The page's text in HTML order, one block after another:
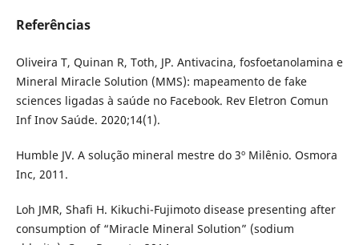
Referências
Oliveira T, Quinan R, Toth, JP. Antivacina, fosfoetanolamina e
Mineral Miracle Solution (MMS): mapeamento de fake
sciences ligadas à saúde no Facebook. Rev Eletron Comun
Inf Inov Saúde. 2020;14(1).
Humble JV. A solução mineral mestre do 3º Milênio. Osmora
Inc, 2011.
Loh JMR, Shafi H. Kikuchi-Fujimoto disease presenting after
consumption of “Miracle Mineral Solution” (sodium